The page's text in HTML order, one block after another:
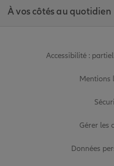
À vos côtés au quotidien
Accessibilité :
Mentions
Gérer les
Données